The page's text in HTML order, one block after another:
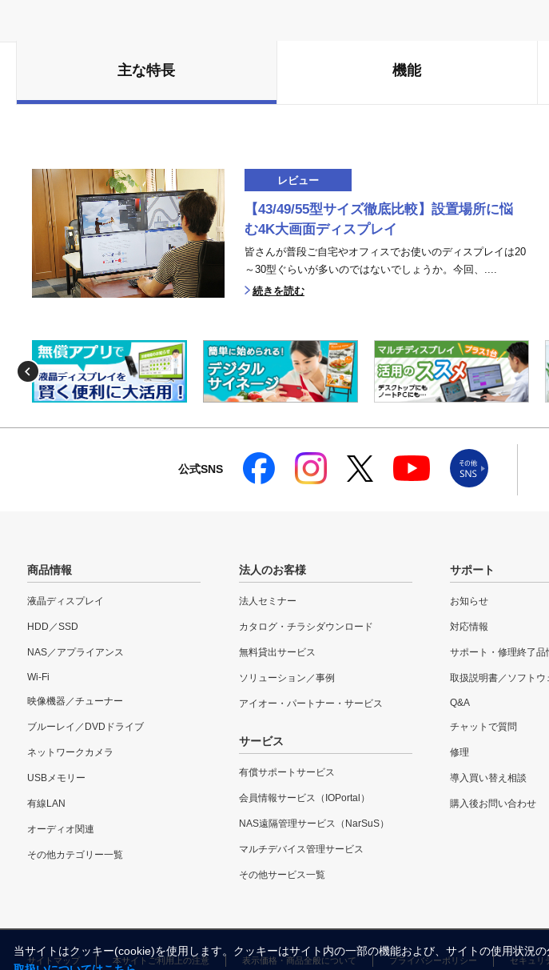
主な特長 機能
レビュー
【43/49/55型サイズ徹底比較】設置場所に悩
む4K大画面ディスプレイ
皆さんが普段ご自宅やオフィスでお使いのディスプレイは20
～30型ぐらいが多いのではないでしょうか。今回、....
続きを読む
公式SNS
商品情報
液晶ディスプレイ
HDD／SSD
NAS／アプライアンス
Wi-Fi
映像機器／チューナー
ブルーレイ／DVDドライブ
ネットワークカメラ
USBメモリー
有線LAN
オーディオ関連
その他カテゴリー一覧
法人のお客様
法人セミナー
カタログ・チラシダウンロード
無料貸出サービス
ソリューション／事例
アイオー・パートナー・サービス
サービス
有償サポートサービス
会員情報サービス（IOPortal）
NAS遠隔管理サービス（NarSuS）
マルチデバイス管理サービス
その他サービス一覧
サポート
お知らせ
対応情報
サポート・修理終了品
取扱説明書／ソフトウ
Q&A
チャットで質問
修理
導入買い替え相談
購入後お問い合わせ
サイトマップ 本サイトご利用上の注意 表示価格・商品全般について プライバシーポリシー セキュリ
当サイトはクッキー(cookie)を使用します。クッキーはサイト内の一部の機能および、サイトの使用状況